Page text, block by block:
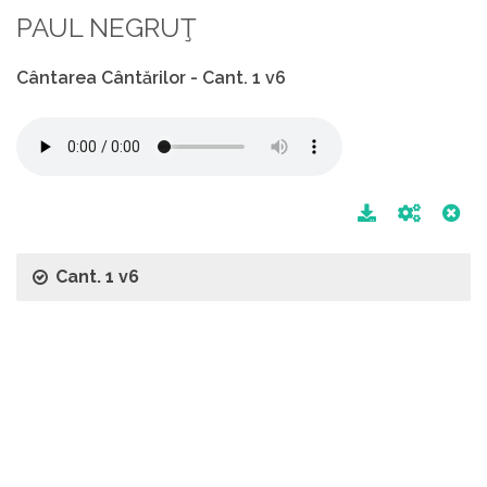
PAUL NEGRUŢ
Cântarea Cântărilor - Cant. 1 v6
Cant. 1 v6